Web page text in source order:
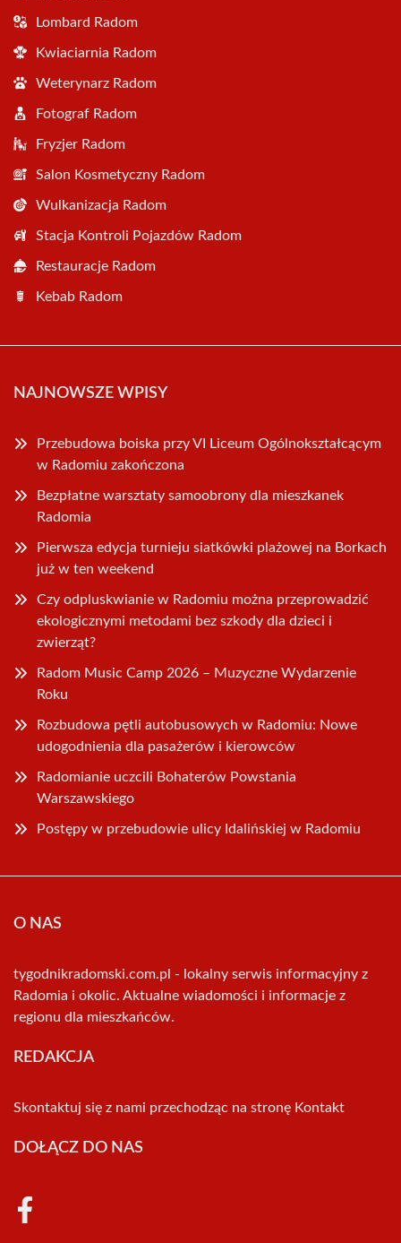
Lombard Radom
Kwiaciarnia Radom
Weterynarz Radom
Fotograf Radom
Fryzjer Radom
Salon Kosmetyczny Radom
Wulkanizacja Radom
Stacja Kontroli Pojazdów Radom
Restauracje Radom
Kebab Radom
NAJNOWSZE WPISY
Przebudowa boiska przy VI Liceum Ogólnokształcącym
w Radomiu zakończona
Bezpłatne warsztaty samoobrony dla mieszkanek
Radomia
Pierwsza edycja turnieju siatkówki plażowej na Borkach
już w ten weekend
Czy odpluskwianie w Radomiu można przeprowadzić
ekologicznymi metodami bez szkody dla dzieci i
zwierząt?
Radom Music Camp 2026 – Muzyczne Wydarzenie
Roku
Rozbudowa pętli autobusowych w Radomiu: Nowe
udogodnienia dla pasażerów i kierowców
Radomianie uczcili Bohaterów Powstania
Warszawskiego
Postępy w przebudowie ulicy Idalińskiej w Radomiu
O NAS
tygodnikradomski.com.pl - lokalny serwis informacyjny z
Radomia i okolic. Aktualne wiadomości i informacje z
regionu dla mieszkańców.
REDAKCJA
Skontaktuj się z nami przechodząc na stronę Kontakt
DOŁĄCZ DO NAS